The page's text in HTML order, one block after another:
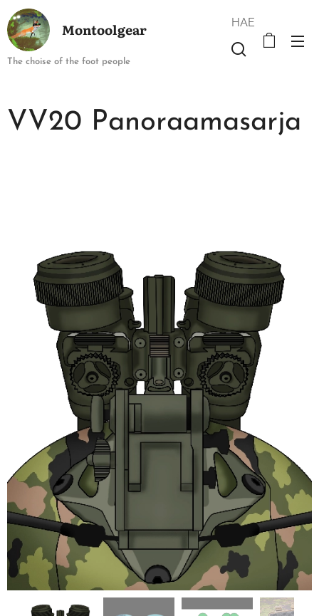
Montoolgear
The choise of the foot people
HAE
VV20 Panoraamasarja